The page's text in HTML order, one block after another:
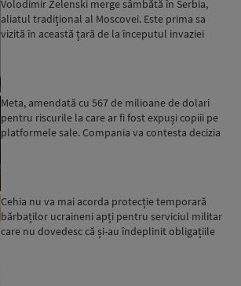
Volodimir Zelenski merge sâmbătă în Serbia,
aliatul tradițional al Moscovei. Este prima sa
vizită în această țară de la începutul invaziei
Meta, amendată cu 567 de milioane de dolari
pentru riscurile la care ar fi fost expuși copiii pe
platformele sale. Compania va contesta decizia
Cehia nu va mai acorda protecție temporară
bărbaților ucraineni apți pentru serviciul militar
care nu dovedesc că și-au îndeplinit obligațiile